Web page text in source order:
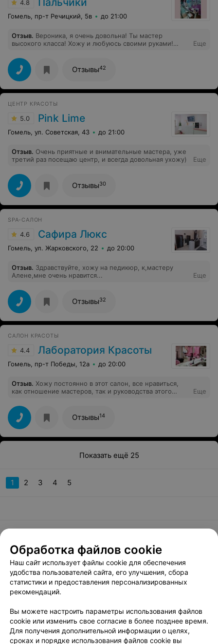
4.8
Гомель, пр-т Речицкий, 5в до 21:00
Отзыв. Вероника, я очень довольна! Ты мастер
высокого класса! Хожу и любуюсь своими руками!
Еще
Отзывы42
ЦЕНТР КРАСОТЫ
5.0 Pink Lime
Гомель, ул. Советская, 43 до 21:00
Отзыв. Очень приятные и внимательные мастера, уже
третий раз посещаю центр, и всегда довольная ухожу)
Еще
Отзывы30
SPA-САЛОН
4.6 Сафира Люкс
Гомель, ул. Жарковского, 22 до 20:00
Отзыв. Здравствуйте, хожу на педикюр, к,мастеру
Алене,мне очень нравится...
Еще
Отзывы32
САЛОН КРАСОТЫ
4.4 Лаборатория Красоты
Гомель, пр-т Победы, 12а до 20:00
Отзыв. Хожу постоянно в этот салон, все нравиться,
как отношение мастеров, так и руководства этого
Еще
Отзывы14
Показать ещё 25
1 2 3 4 5
Добавить компанию
Добавить специалиста
О проекте Новости проекта
Размещение рекламы
Обработка файлов cookie
Наш сайт использует файлы cookie для обеспечения
удобства пользователей сайта, его улучшения, сбора
статистики и предоставления персонализированных
рекомендаций.
Вы можете настроить параметры использования файлов
cookie или изменить свое согласие в более позднее время.
Для получения дополнительной информации о целях,
сроках и порядке использования файлов cookie вы